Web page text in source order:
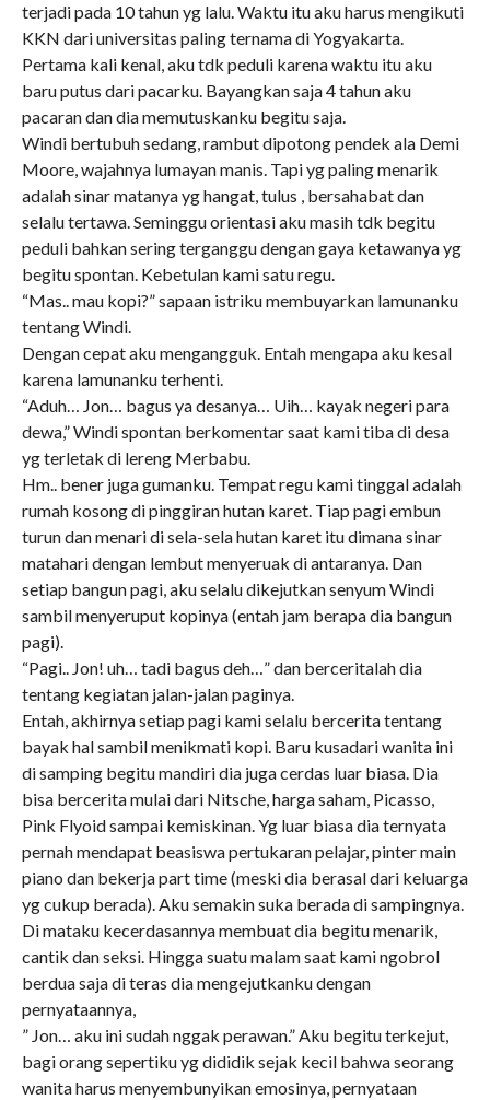
terjadi pada 10 tahun yg lalu. Waktu itu aku harus mengikuti
KKN dari universitas paling ternama di Yogyakarta.
Pertama kali kenal, aku tdk peduli karena waktu itu aku
baru putus dari pacarku. Bayangkan saja 4 tahun aku
pacaran dan dia memutuskanku begitu saja.
Windi bertubuh sedang, rambut dipotong pendek ala Demi
Moore, wajahnya lumayan manis. Tapi yg paling menarik
adalah sinar matanya yg hangat, tulus , bersahabat dan
selalu tertawa. Seminggu orientasi aku masih tdk begitu
peduli bahkan sering terganggu dengan gaya ketawanya yg
begitu spontan. Kebetulan kami satu regu.
“Mas.. mau kopi?” sapaan istriku membuyarkan lamunanku
tentang Windi.
Dengan cepat aku mengangguk. Entah mengapa aku kesal
karena lamunanku terhenti.
“Aduh… Jon… bagus ya desanya… Uih… kayak negeri para
dewa,” Windi spontan berkomentar saat kami tiba di desa
yg terletak di lereng Merbabu.
Hm.. bener juga gumanku. Tempat regu kami tinggal adalah
rumah kosong di pinggiran hutan karet. Tiap pagi embun
turun dan menari di sela-sela hutan karet itu dimana sinar
matahari dengan lembut menyeruak di antaranya. Dan
setiap bangun pagi, aku selalu dikejutkan senyum Windi
sambil menyeruput kopinya (entah jam berapa dia bangun
pagi).
“Pagi.. Jon! uh… tadi bagus deh…” dan berceritalah dia
tentang kegiatan jalan-jalan paginya.
Entah, akhirnya setiap pagi kami selalu bercerita tentang
bayak hal sambil menikmati kopi. Baru kusadari wanita ini
di samping begitu mandiri dia juga cerdas luar biasa. Dia
bisa bercerita mulai dari Nitsche, harga saham, Picasso,
Pink Flyoid sampai kemiskinan. Yg luar biasa dia ternyata
pernah mendapat beasiswa pertukaran pelajar, pinter main
piano dan bekerja part time (meski dia berasal dari keluarga
yg cukup berada). Aku semakin suka berada di sampingnya.
Di mataku kecerdasannya membuat dia begitu menarik,
cantik dan seksi. Hingga suatu malam saat kami ngobrol
berdua saja di teras dia mengejutkanku dengan
pernyataannya,
” Jon… aku ini sudah nggak perawan.” Aku begitu terkejut,
bagi orang sepertiku yg dididik sejak kecil bahwa seorang
wanita harus menyembunyikan emosinya, pernyataan